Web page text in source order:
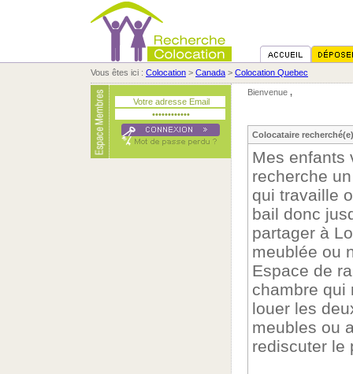
Vous êtes ici : Colocation > Canada > Colocation Quebec
Bienvenue ,
Colocataire recherché(e)
Mes enfants
recherche
qui travaille
bail donc
partager à
meublée ou
Espace de
chambre qui
louer les
meubles ou
rediscuter le